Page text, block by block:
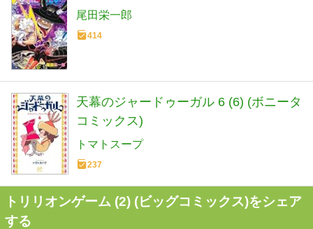
尾田栄一郎
414
天幕のジャードゥーガル 6 (6) (ボニータ
コミックス)
トマトスープ
237
トリリオンゲーム (2) (ビッグコミックス)をシェア
する